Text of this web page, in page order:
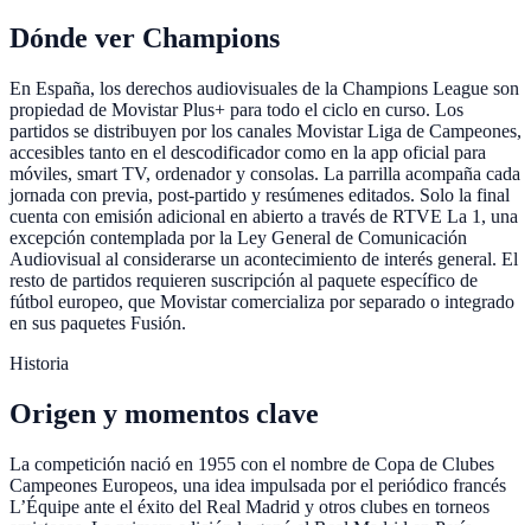
Dónde ver Champions
En España, los derechos audiovisuales de la Champions League son
propiedad de Movistar Plus+ para todo el ciclo en curso. Los
partidos se distribuyen por los canales Movistar Liga de Campeones,
accesibles tanto en el descodificador como en la app oficial para
móviles, smart TV, ordenador y consolas. La parrilla acompaña cada
jornada con previa, post-partido y resúmenes editados. Solo la final
cuenta con emisión adicional en abierto a través de RTVE La 1, una
excepción contemplada por la Ley General de Comunicación
Audiovisual al considerarse un acontecimiento de interés general. El
resto de partidos requieren suscripción al paquete específico de
fútbol europeo, que Movistar comercializa por separado o integrado
en sus paquetes Fusión.
Historia
Origen y momentos clave
La competición nació en 1955 con el nombre de Copa de Clubes
Campeones Europeos, una idea impulsada por el periódico francés
L’Équipe ante el éxito del Real Madrid y otros clubes en torneos